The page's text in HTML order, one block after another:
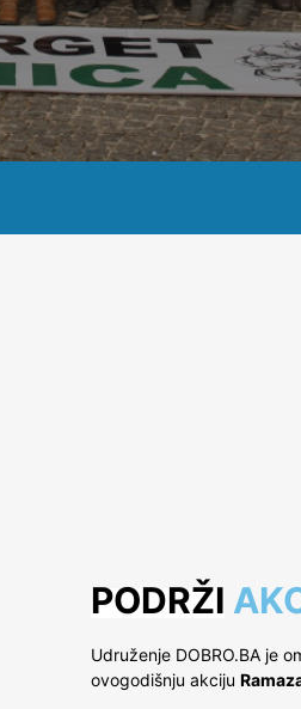
PODRŽI
Udruženje DOBRO.BA je
ovogodišnju akciju